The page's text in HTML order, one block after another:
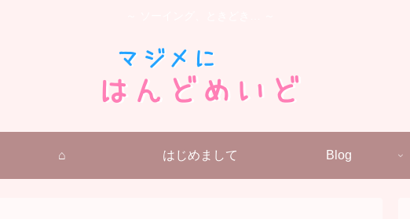
⌂ はじめまして Blog